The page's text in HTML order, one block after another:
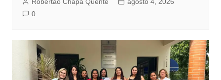
Robertão Chapa Quente
agosto 4, 2026
0